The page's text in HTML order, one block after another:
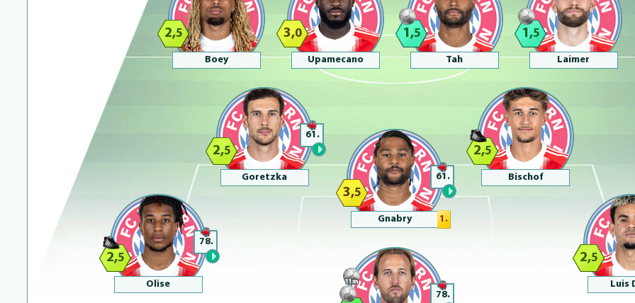
2,5
Boey
3,0
Upamecano
1,5
Tah
1,5
Laimer
61.
2,5
Goretzka 61.
3,5
Gnabry 1.
2,5
Bischof
78.
2,5
Olise
78.
2,5
Luis